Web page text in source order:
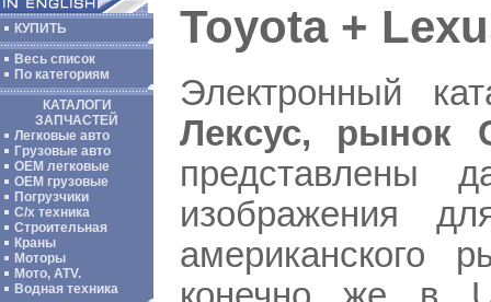
КУПИТЬ
Весь список
По категориям
КАТАЛОГИ
ЗАПЧАСТЕЙ
Легковые авто
Грузовые авто
ОЕМ легковые
OEM грузовые
Погрузчики
С/х техника
Строительная
Краны
Моторы
Мото, ATV.
Водная техника
Toyota +
Электронный
Лексус, рынок
представлены
изображения
американского